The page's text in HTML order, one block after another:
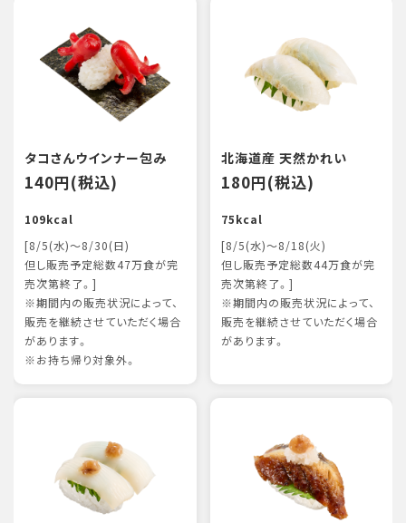
タコさんウインナー包み
140円(税込)
109kcal
[8/5(水)～8/30(日)
但し販売予定総数47万食が完
売次第終了。]
※期間内の販売状況によって、
販売を継続させていただく場合
があります。
※お持ち帰り対象外。
北海道産 天然かれい
180円(税込)
75kcal
[8/5(水)～8/18(火)
但し販売予定総数44万食が完
売次第終了。]
※期間内の販売状況によって、
販売を継続させていただく場合
があります。